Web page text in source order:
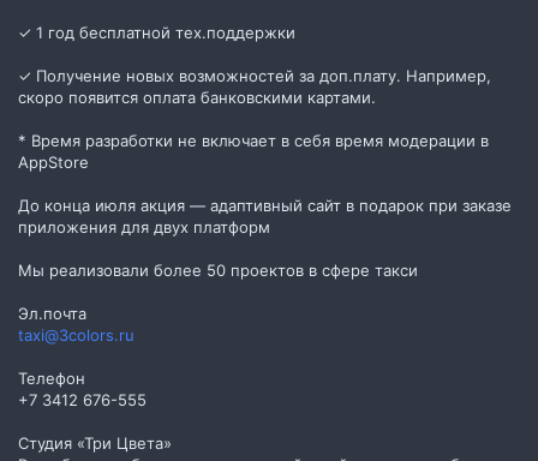
✓ 1 год бесплатной тех.поддержки
✓ Получение новых возможностей за доп.плату. Например,
скоро появится оплата банковскими картами.
* Время разработки не включает в себя время модерации в
AppStore
До конца июля акция — адаптивный сайт в подарок при заказе
приложения для двух платформ
Мы реализовали более 50 проектов в сфере такси
Эл.почта
taxi@3colors.ru
Телефон
+7 3412 676-555
Студия «Три Цвета»